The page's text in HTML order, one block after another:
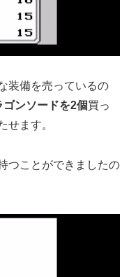
装備を売っているの
ンソードを2個買っ
せます。
つことができましたの